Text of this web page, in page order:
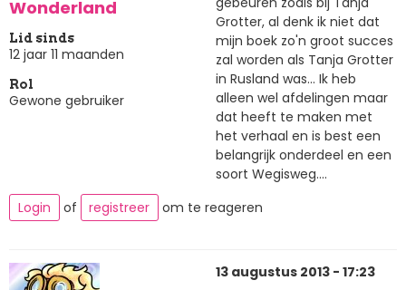
Wonderland
Lid sinds
12 jaar 11 maanden
Rol
Gewone gebruiker
Grotter, al denk ik niet dat
mijn boek zo'n groot succes
zal worden als Tanja Grotter
in Rusland was... Ik heb
alleen wel afdelingen maar
dat heeft te maken met
het verhaal en is best een
belangrijk onderdeel en een
soort Wegisweg....
Login
of registreer om te reageren
13 augustus 2013 - 17:23